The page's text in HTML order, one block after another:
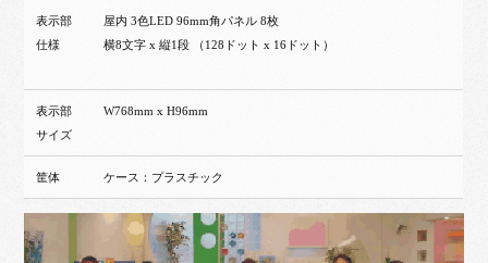
表示部
仕様
屋内 3色LED 96mm角パネル 8枚
横8文字 x 縦1段 （128ドット x 16ドット）
表示部
サイズ
W768mm x H96mm
筐体 ケース：プラスチック